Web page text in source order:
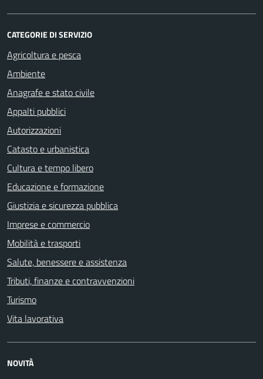
CATEGORIE DI SERVIZIO
Agricoltura e pesca
Ambiente
Anagrafe e stato civile
Appalti pubblici
Autorizzazioni
Catasto e urbanistica
Cultura e tempo libero
Educazione e formazione
Giustizia e sicurezza pubblica
Imprese e commercio
Mobilità e trasporti
Salute, benessere e assistenza
Tributi, finanze e contravvenzioni
Turismo
Vita lavorativa
NOVITÀ